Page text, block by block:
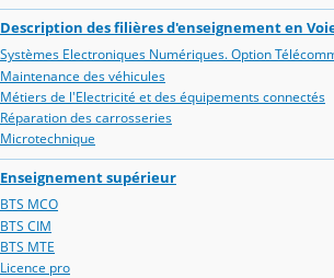
Description des filières d'enseignement en
Systèmes Electroniques Numériques. Option
Maintenance des véhicules
Métiers de l'Electricité et des équipements connectés
Réparation des carrosseries
Microtechnique
Enseignement supérieur
BTS MCO
BTS CIM
BTS MTE
Licence pro